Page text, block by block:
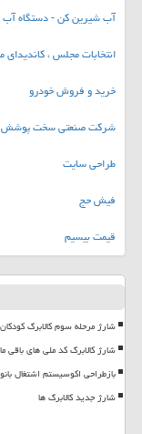
آب شیرین کن - دستگاه
انتخابات مجلس ،
خرید و فروش خودرو
شرکت صنعتی سخت پوشش
طراحی سایت
فیش حج
قیمت بیسیم
شارژ مرحله سوم کالابرگ کودکان
شارژ کالابرگ کد ملی های باقی
بازطراحی اکوسیستم اشتغال
شارژ جدید کالابرگ ها